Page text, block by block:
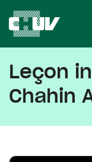
Leçon
Chahin